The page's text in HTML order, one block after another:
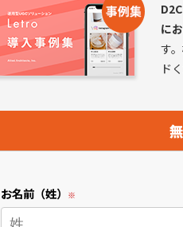
に
す
ド
お名前（姓）